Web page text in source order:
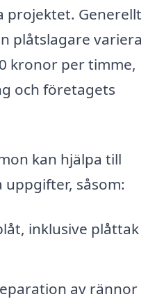
projektet. Generellt
plåtslagare variera
kronor per timme,
och företagets
kan hjälpa till
uppgifter, såsom:
inklusive plåttak
av rännor